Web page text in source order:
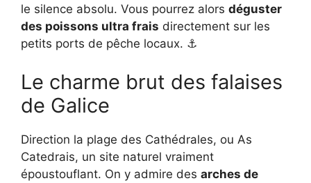
le silence absolu. Vous pourrez alors déguster
des poissons ultra frais directement sur les
petits ports de pêche locaux. ⚓
Le charme brut des falaises
de Galice
Direction la plage des Cathédrales, ou As
Catedrais, un site naturel vraiment
époustouflant. On y admire des arches de